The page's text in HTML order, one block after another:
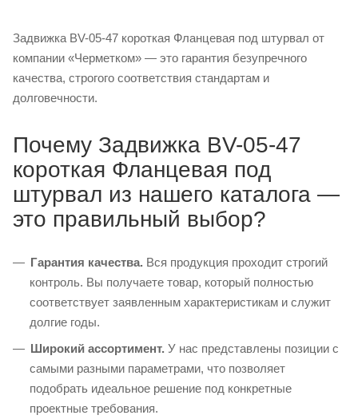
Задвижка BV-05-47 короткая Фланцевая под штурвал от
компании «Черметком» — это гарантия безупречного
качества, строгого соответствия стандартам и
долговечности.
Почему Задвижка BV-05-47
короткая Фланцевая под
штурвал из нашего каталога —
это правильный выбор?
Гарантия качества. Вся продукция проходит строгий
контроль. Вы получаете товар, который полностью
соответствует заявленным характеристикам и служит
долгие годы.
Широкий ассортимент. У нас представлены позиции с
самыми разными параметрами, что позволяет
подобрать идеальное решение под конкретные
проектные требования.